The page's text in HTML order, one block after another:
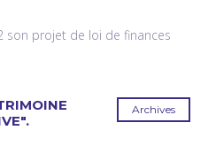
son projet de loi de finances
Archives